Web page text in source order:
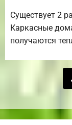
Существует 2
Каркасные
получаются